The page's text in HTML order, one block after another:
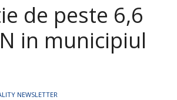
de peste 6,6
in municipiul
NEWSLETTER